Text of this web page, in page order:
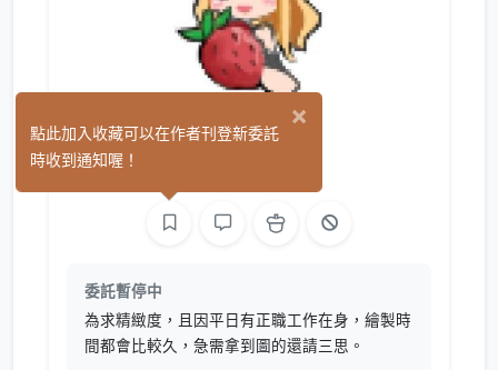
絢屋 (0)
委託暫停中
為求精緻度，且因平日有正職工作在身，繪製時
間都會比較久，急需拿到圖的還請三思。
×
點此加入收藏可以在作者刊登新委託
時收到通知喔！